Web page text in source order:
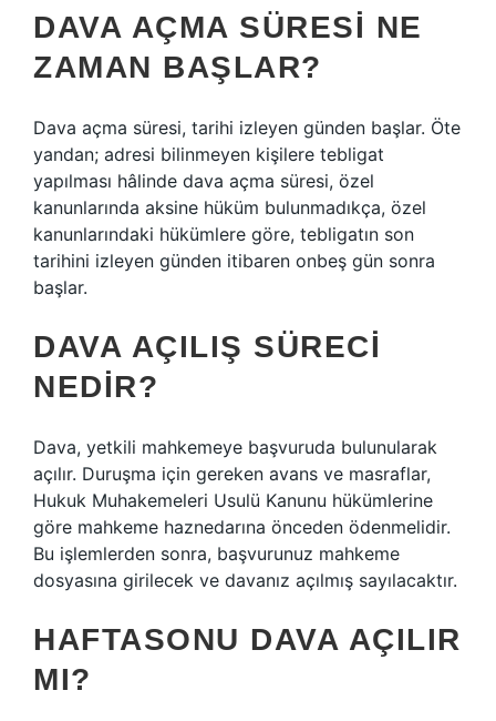
DAVA AÇMA SÜRESI NE
ZAMAN BAŞLAR?
Dava açma süresi, tarihi izleyen günden başlar. Öte
yandan; adresi bilinmeyen kişilere tebligat
yapılması hâlinde dava açma süresi, özel
kanunlarında aksine hüküm bulunmadıkça, özel
kanunlarındaki hükümlere göre, tebligatın son
tarihini izleyen günden itibaren onbeş gün sonra
başlar.
DAVA AÇILIŞ SÜRECI
NEDIR?
Dava, yetkili mahkemeye başvuruda bulunularak
açılır. Duruşma için gereken avans ve masraflar,
Hukuk Muhakemeleri Usulü Kanunu hükümlerine
göre mahkeme haznedarına önceden ödenmelidir.
Bu işlemlerden sonra, başvurunuz mahkeme
dosyasına girilecek ve davanız açılmış sayılacaktır.
HAFTASONU DAVA AÇILIR
MI?